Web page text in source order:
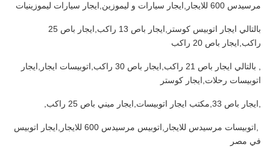
مرسيدس 600 للايجار,ايجار سيارات و ليموزين,ايجار سيارات ليموزينيات
بالتالي ايجار اتوبيس كوستر,ايجار باص 13 راكب,ايجار باص 25
راكب,ايجار باص 20 راكب
, بالتالي ايجار باص 21 راكب,ايجار باص 30 راكب,اتوبيسات ايجار,ايجار
اتوبيسات رحلات,ايجار كوستر
,ايجار باص 33,مكتب ايجار اتوبيسات,ايجار ميني باص 25 راكب,
,اتوبيسات مرسيدس للايجار,اتوبيس مرسيدس 600 للايجار,ايجار اتوبيس
في مصر